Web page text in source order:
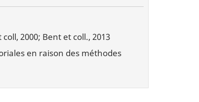
2000; Bent et coll., 2013
en raison des méthodes